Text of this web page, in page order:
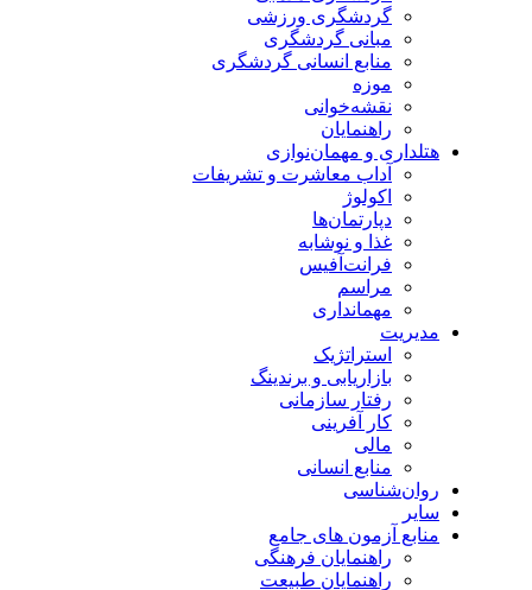
گردشگری ورزشی
مبانی گردشگری
منابع انسانی گردشگری
موزه
نقشه‌خوانی
راهنمایان
هتلداری و مهمان‌نوازی
آداب معاشرت و تشریفات
اکولوژ
دپارتمان‌ها
غذا و نوشابه
فرانت‌آفیس
مراسم
مهمانداری
مدیریت
استراتژیک
بازاریابی و برندینگ
رفتار سازمانی
کار آفرینی
مالی
منابع انسانی
روان‌شناسی
سایر
منابع آزمون های جامع
راهنمایان فرهنگی
راهنمایان طبیعت